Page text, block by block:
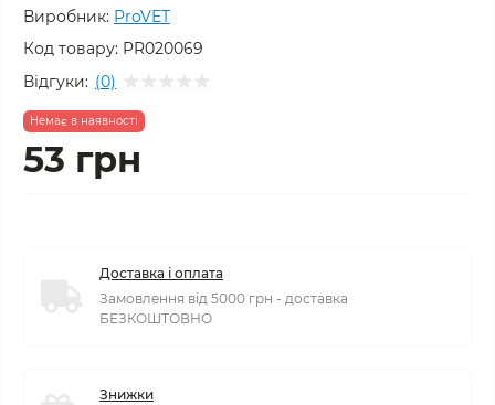
Виробник: ProVET
Код товару: PR020069
Відгуки: (0)
Немає в наявності
53 грн
Доставка і оплата
Замовлення від 5000 грн - доставка
БЕЗКОШТОВНО
Знижки